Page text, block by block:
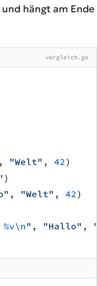
hängt am Ende
vergleich.go
, "Welt" , 42)
)
, "Welt" , 42)
%v\n" , "Hallo" ,